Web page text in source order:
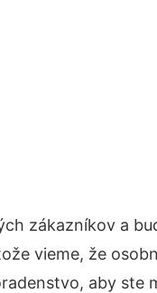
zákazníkov a
vieme, že
aby ste